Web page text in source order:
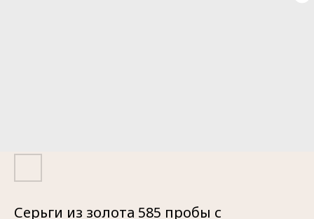
Серьги из золота 585 пробы с